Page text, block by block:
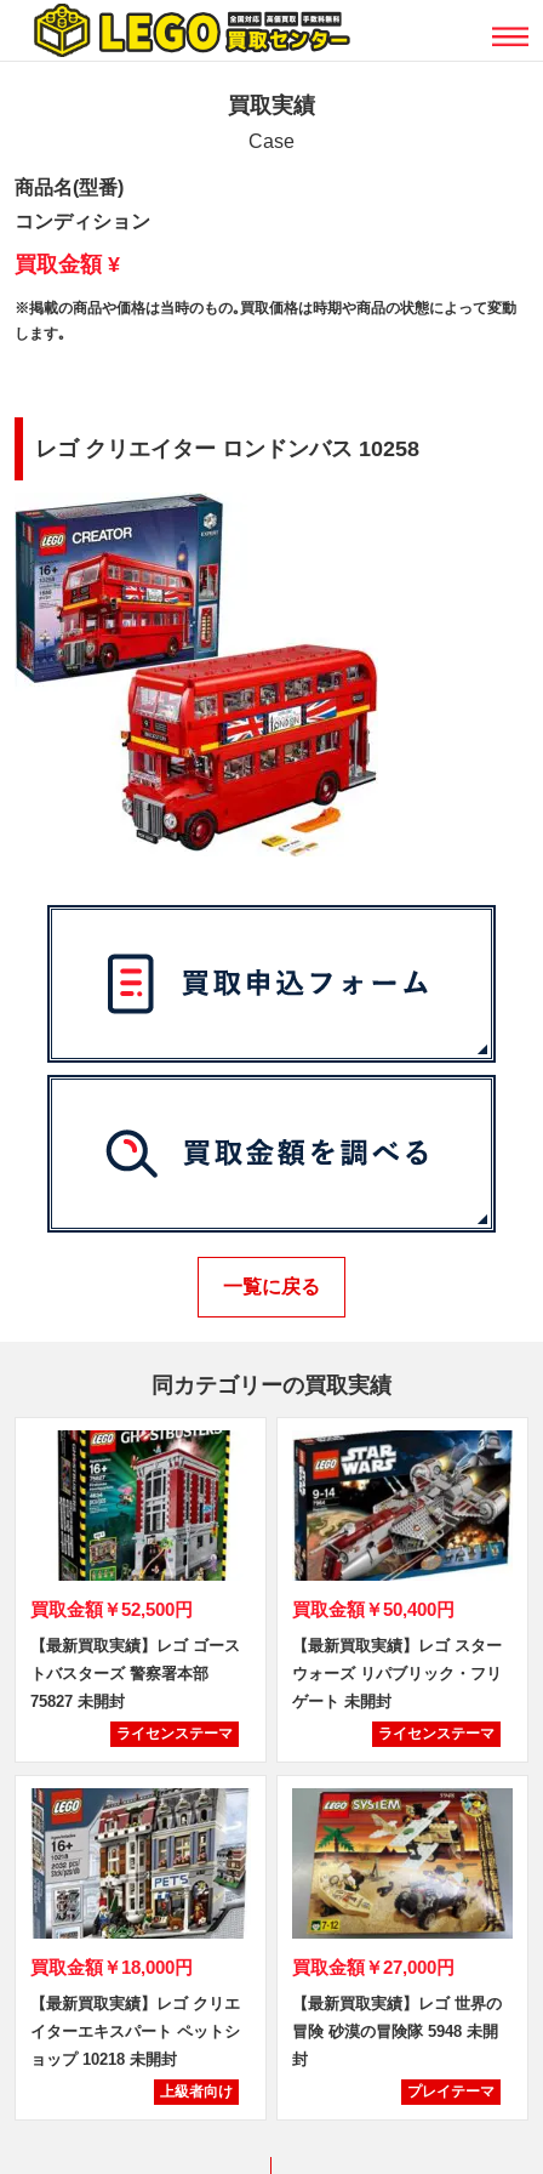
買取実績
Case
商品名(型番)
コンディション
買取金額 ¥
※掲載の商品や価格は当時のもの｡買取価格は時期や商品の状態によって変動
します｡
レゴ クリエイター ロンドンバス 10258
一覧に戻る
同カテゴリーの買取実績
買取金額￥52,500円
【最新買取実績】レゴ ゴース
トバスターズ 警察署本部
75827 未開封
ライセンステーマ
買取金額￥50,400円
【最新買取実績】レゴ スター
ウォーズ リパブリック・フリ
ゲート 未開封
ライセンステーマ
買取金額￥18,000円
【最新買取実績】レゴ クリエ
イターエキスパート ペットシ
ョップ 10218 未開封
上級者向け
買取金額￥27,000円
【最新買取実績】レゴ 世界の
冒険 砂漠の冒険隊 5948 未開
封
プレイテーマ